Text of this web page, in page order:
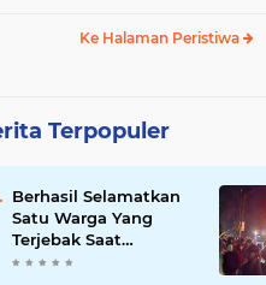
Ke Halaman Peristiwa
Terpopuler
Berhasil Selamatkan
Satu Warga Yang
Terjebak Saat
Kebakaran